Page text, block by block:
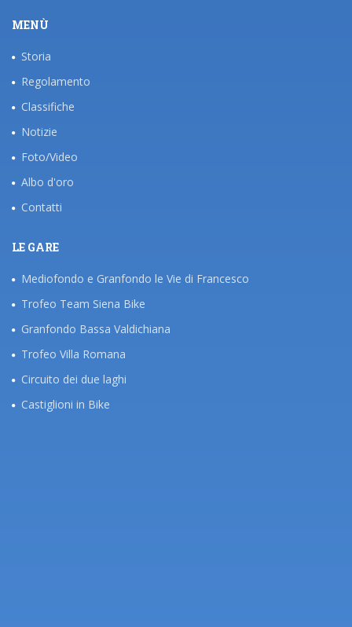
MENÙ
Storia
Regolamento
Classifiche
Notizie
Foto/Video
Albo d'oro
Contatti
LE GARE
Mediofondo e Granfondo le Vie di Francesco
Trofeo Team Siena Bike
Granfondo Bassa Valdichiana
Trofeo Villa Romana
Circuito dei due laghi
Castiglioni in Bike